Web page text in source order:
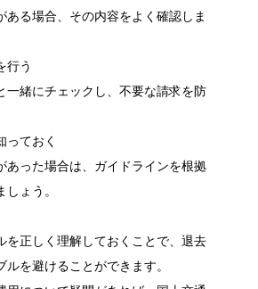
ある場合、その内容をよく確認しま
行う
一緒にチェックし、不要な請求を防
っておく
あった場合は、ガイドラインを根拠
ょう。
を正しく理解しておくことで、退去
ルを避けることができます。